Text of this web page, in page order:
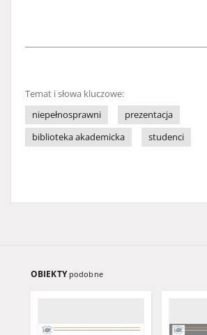
Temat i słowa kluczowe:
niepełnosprawni
prezentacja
biblioteka akademicka
studenci
OBIEKTY podobne